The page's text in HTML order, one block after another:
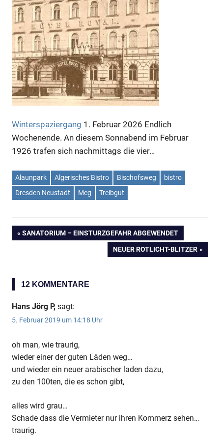
Winterspaziergang 1. Februar 2026 Endlich
Wochenende. An diesem Sonnabend im Februar
1926 trafen sich nachmittags die vier…
Alaunpark Algerisches Bistro Bischofsweg
bistro
Dresden Neustadt
Meg Treibgut
Beitragsnavigation
VORHERIGER
SANATORIUM – EINSTURZGEFAHR ABGEWENDET
NÄCHSTER
NEUER ROTLICHT-BLITZER
12 KOMMENTARE
Hans Jörg P, sagt:
5. Februar 2019 um 14:18 Uhr
oh man, wie traurig,
wieder einer der guten Läden weg…
und wieder ein neuer arabischer laden dazu,
zu den 100ten, die es schon gibt,
alles wird grau…
Schade dass die Vermieter nur ihren Kommerz sehen…
traurig.